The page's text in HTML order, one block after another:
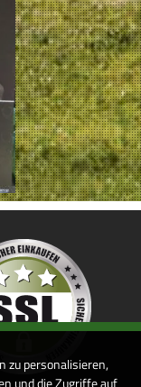
zu personalisieren,